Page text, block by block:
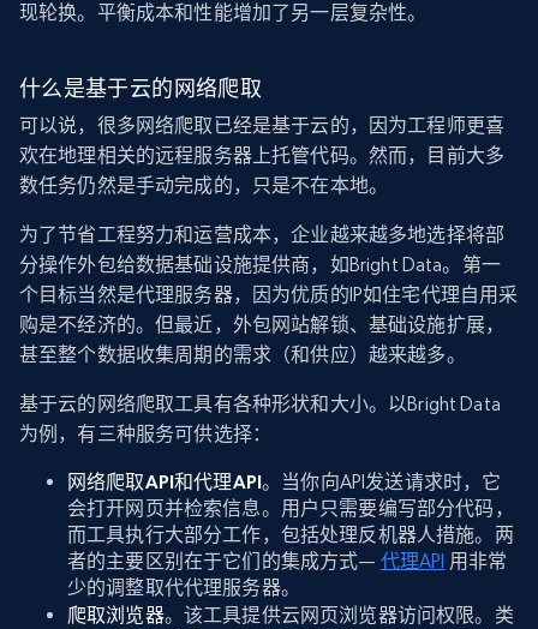
现轮换。平衡成本和性能增加了另一层复杂性。
什么是基于云的网络爬取
可以说，很多网络爬取已经是基于云的，因为工程师更喜
欢在地理相关的远程服务器上托管代码。然而，目前大多
数任务仍然是手动完成的，只是不在本地。
为了节省工程努力和运营成本，企业越来越多地选择将部
分操作外包给数据基础设施提供商，如Bright Data。第一
个目标当然是代理服务器，因为优质的IP如住宅代理自用采
购是不经济的。但最近，外包网站解锁、基础设施扩展，
甚至整个数据收集周期的需求（和供应）越来越多。
基于云的网络爬取工具有各种形状和大小。以Bright Data
为例，有三种服务可供选择：
网络爬取API和代理API。当你向API发送请求时，它
会打开网页并检索信息。用户只需要编写部分代码，
而工具执行大部分工作，包括处理反机器人措施。两
者的主要区别在于它们的集成方式— 代理API 用非常
少的调整取代代理服务器。
爬取浏览器。该工具提供云网页浏览器访问权限。类